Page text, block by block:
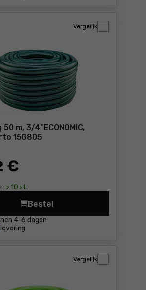
m, 3/4"ECONOMIC,
15G805
€
> 10 st.
Vergelijk
4-6 dagen
levering
Bestel
Tuinslang 50 m, 3/
Vergelijk